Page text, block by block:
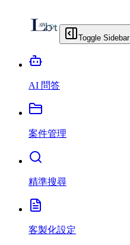
Toggle Sidebar
AI 問答
案件管理
精準搜尋
客製化設定